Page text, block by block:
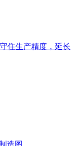
住生产精度，延长
造图